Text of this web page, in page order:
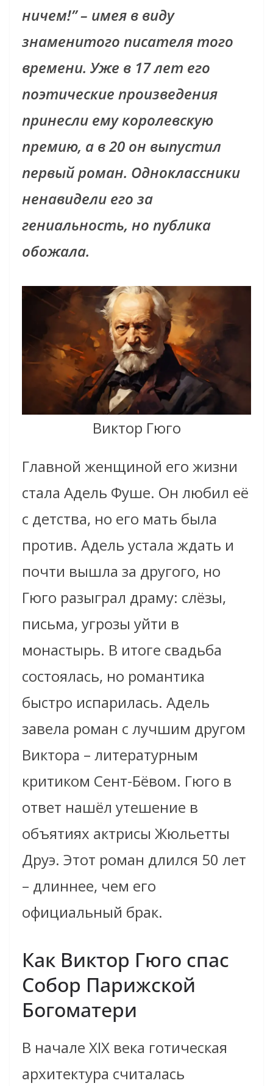
ничем!” – имея в виду
знаменитого писателя того
времени. Уже в 17 лет его
поэтические произведения
принесли ему королевскую
премию, а в 20 он выпустил
первый роман. Одноклассники
ненавидели его за
гениальность, но публика
обожала.
Виктор Гюго
Главной женщиной его жизни
стала Адель Фуше. Он любил её
с детства, но его мать была
против. Адель устала ждать и
почти вышла за другого, но
Гюго разыграл драму: слёзы,
письма, угрозы уйти в
монастырь. В итоге свадьба
состоялась, но романтика
быстро испарилась. Адель
завела роман с лучшим другом
Виктора – литературным
критиком Сент-Бёвом. Гюго в
ответ нашёл утешение в
объятиях актрисы Жюльетты
Друэ. Этот роман длился 50 лет
– длиннее, чем его
официальный брак.
Как Виктор Гюго спас
Собор Парижской
Богоматери
В начале XIX века готическая
архитектура считалась